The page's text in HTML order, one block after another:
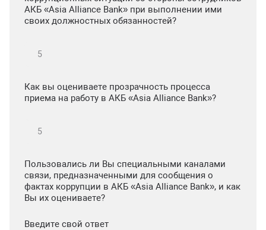
АКБ «Asia Alliance Bank» при выполнении ими
своих должностных обязанностей?
Как вы оцениваете прозрачность процесса
приема на работу в АКБ «Asia Alliance Bank»?
Пользовались ли Вы специальными каналами
связи, предназначенными для сообщения о
фактах коррупции в АКБ «Asia Alliance Bank», и как
Вы их оцениваете?
Введите свой ответ